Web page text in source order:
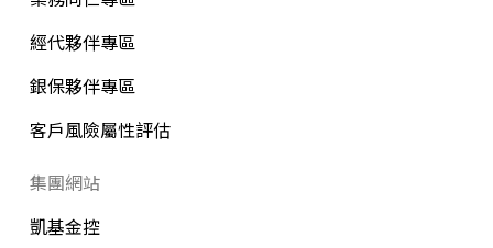
經代夥伴專區
銀保夥伴專區
客戶風險屬性評估
集團網站
凱基金控